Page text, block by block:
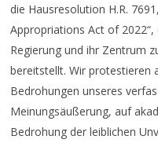
die Hausresolution H.R.
Appropriations Act of
Regierung und ihr Zentrum
bereitstellt. Wir protestieren
Bedrohungen unseres
Meinungsäußerung, auf
Bedrohung der leiblichen